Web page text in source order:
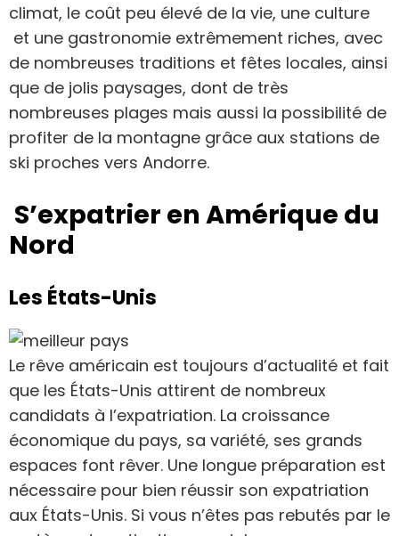
climat, le coût peu élevé de la vie, une culture
et une gastronomie extrêmement riches, avec
de nombreuses traditions et fêtes locales, ainsi
que de jolis paysages, dont de très
nombreuses plages mais aussi la possibilité de
profiter de la montagne grâce aux stations de
ski proches vers Andorre.
S’expatrier en Amérique du
Nord
Les États-Unis
Le rêve américain est toujours d’actualité et fait
que les États-Unis attirent de nombreux
candidats à l’expatriation. La croissance
économique du pays, sa variété, ses grands
espaces font rêver. Une longue préparation est
nécessaire pour bien réussir son expatriation
aux États-Unis. Si vous n’êtes pas rebutés par le